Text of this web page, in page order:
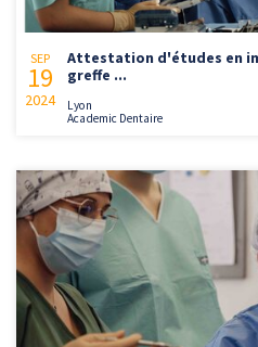
SEP
19
2024
Attestation d'études en
greffe ...
Lyon
Academic Dentaire